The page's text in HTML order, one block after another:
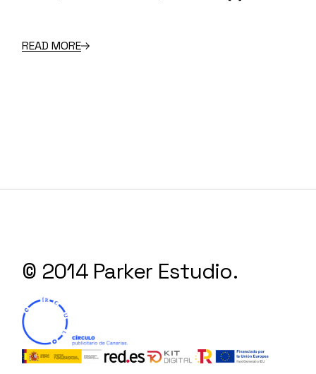
READ MORE
© 2014 Parker Estudio.